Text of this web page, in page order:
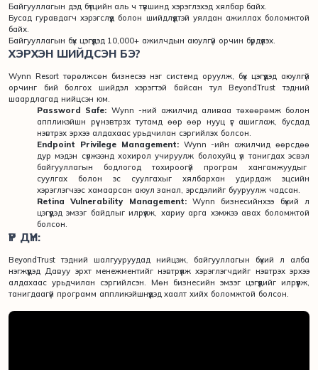
Байгууллагын дэд бүтцийн аль ч түвшинд хэрэглэхэд хялбар байх.
Бусад гуравдагч хэрэгслүүд болон шийдлүүдтэй уялдан ажиллах боломжтой
байх.
Байгууллагын бүх цэгүүдэд 10,000+ ажилчдын аюулгүй орчин бүрдүүлэх.
ХЭРХЭН ШИЙДСЭН БЭ?
Wynn Resort төрөлжсөн бизнесээ нэг системд оруулж, бүх цэгүүдэд аюулгүй
орчинг бий болгох шийдэл хэрэгтэй байсан тул BeyondTrust тэдний
шаардлагад нийцсэн юм.
Password Safe: Wynn -ний ажилчид аливаа төхөөрөмж болон
аппликэйшн рүү нэвтрэх тутамд өөр өөр нууц үг ашиглаж, бусдад
нэвтрэх эрхээ алдахаас урьдчилан сэргийлэх болсон.
Endpoint Privilege Management:Wynn -ийн ажилчид өөрсдөө
дур мэдэн сүлжээнд хохирол учируулж болохуйц үл танигдах эсвэл
байгууллагын бодлогод тохироогүй програм хангамжуудыг
суулгах болон эс суулгахыг хялбархан удирдаж эцсийн
хэрэглэгчээс хамаарсан аюул занал, эрсдэлийг бууруулж чадсан.
Retina Vulnerability Management:Wynn бизнесийнхээ бүхий л
цэгүүдэд эмзэг байдлыг илрүүлж, хариу арга хэмжээ авах боломжтой
болсон.
ҮР ДҮН:
BeyondTrust тэдний шалгууруудад нийцэж, байгууллагын бүхий л алба
нэгжүүдэд Давуу эрхт менежментийг нэвтрүүлж хэрэглэгчдийг нэвтрэх эрхээ
алдахаас урьдчилан сэргийлсэн. Мөн бизнесийн эмзэг цэгүүдийг илрүүлж,
танигдаагүй программ аппликэйшнүүдэд хаалт хийх боломжтой болсон.